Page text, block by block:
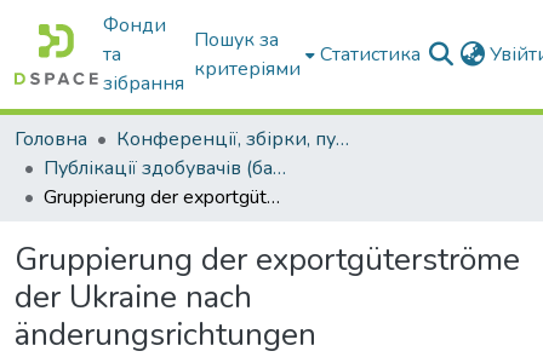
Фонди
та
зібрання
Пошук за
критеріями
Статистика
Головна
Конференції, збірки, публікації молодих вчених і здобувачів : магістрів, бакалаврів, аспірантів.
Публікації здобувачів (бакалаврів. магістрів, аспірантів)
Gruppierung der exportgüterströme der Ukraine nach änderungsrichtungen
Gruppierung der exportgüterströme
der Ukraine nach
änderungsrichtungen